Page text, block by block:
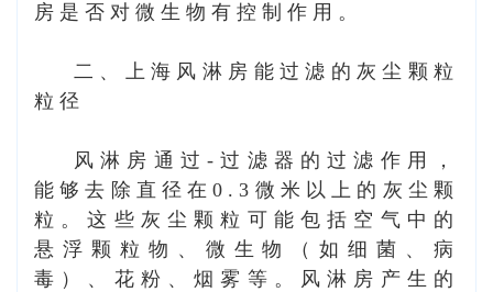
房是否对微生物有控制作用。
二、 上海风淋房 能过滤的灰尘颗粒
粒径
风淋房通过-过滤器的过滤作用，
能够去除直径在0.3微米以上的灰尘颗
粒。这些灰尘颗粒可能包括空气中的
悬浮颗粒物、微生物（如细菌、病
毒）、花粉、烟雾等。风淋房产生的